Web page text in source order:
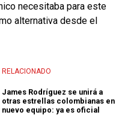
necesitaba para este
alternativa desde el
RELACIONADO
James Rodríguez se unirá a
otras estrellas colombianas en
nuevo equipo: ya es oficial